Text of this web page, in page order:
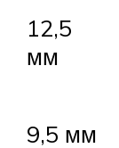
12,5
мм
9,5 мм